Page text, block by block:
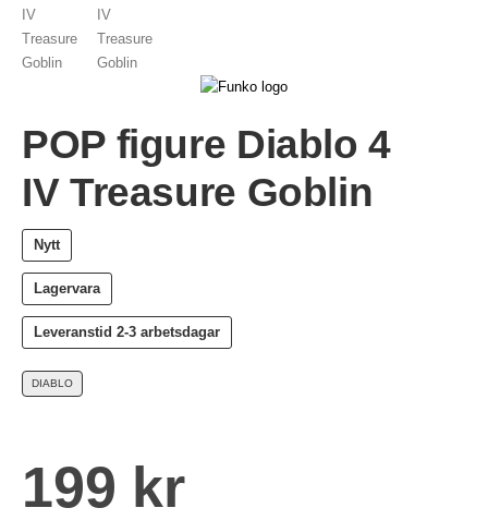
POP figure Diablo 4
IV Treasure Goblin
Nytt
Lagervara
Leveranstid 2-3 arbetsdagar
DIABLO
199 kr